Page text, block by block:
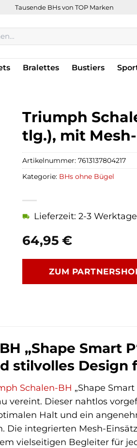
Tausende BHs von TOP Marken
Bralettes Bustiers
Triumph
tlg.), mit
64,95€
Lieferzeit: 2-3 Werktage
ZUM
Artikelnummer:7613137804217
Kategorie: BHs ohne Bügel
„Shape Smart
stilvolles Design
Schalen-BH „Shape
vereint. Dieser nahtlos
Halt und ein
Die integrierten Mesh-
vielseitigen Begleiter für